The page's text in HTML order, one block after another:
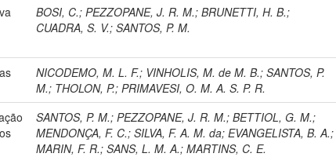
BOSI, C.;PEZZOPANE, J. R. M.;BRUNETTI, H. B.;
CUADRA, S. V.;SANTOS, P. M.
NICODEMO, M. L. F.; VINHOLIS, M. de M. B.;SANTOS, P.
M.; THOLON, P.;PRIMAVESI, O. M. A. S. P. R.
SANTOS, P. M.;PEZZOPANE, J. R. M.;BETTIOL, G. M.;
MENDONÇA, F. C.;SILVA, F. A. M. da;EVANGELISTA, B. A.;
MARIN, F. R.;SANS, L. M. A.;MARTINS, C. E.